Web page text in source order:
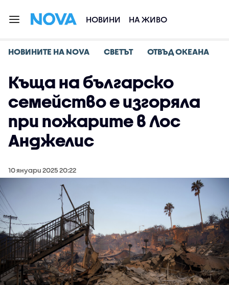
НОВИНИ НА ЖИВО
НОВИНИТЕ НА NOVA СВЕТЪТ ОТВЪД ОКЕАНА
Къща на българско
семейство е изгоряла
при пожарите в Лос
Анджелис
10 януари 2025 20:22